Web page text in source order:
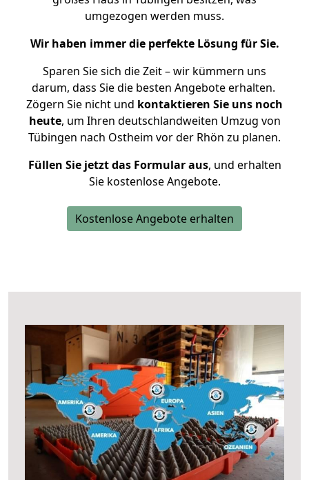
umgezogen werden muss.
Wir haben immer die perfekte Lösung für Sie.
Sparen Sie sich die Zeit – wir kümmern uns
darum, dass Sie die besten Angebote erhalten.
Zögern Sie nicht und kontaktieren Sie uns noch
heute, um Ihren deutschlandweiten Umzug von
Tübingen nach Ostheim vor der Rhön zu planen.
Füllen Sie jetzt das Formular aus, und erhalten
Sie kostenlose Angebote.
Kostenlose Angebote erhalten